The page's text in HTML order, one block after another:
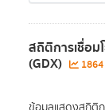
สถิติการเชื่อ
(GDX)